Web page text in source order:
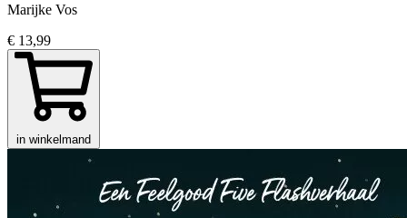
Marijke Vos
€ 13,99
in winkelmand